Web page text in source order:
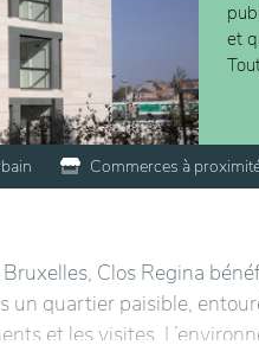
et
Commerces à
Clos Regina
un quartier paisible,
et les visites.